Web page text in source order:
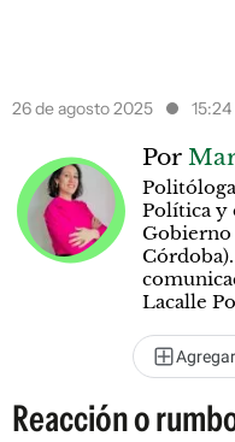
26 de agosto 2025 15:24
Por
Política y
Gobierno
Lacalle
Reacción o